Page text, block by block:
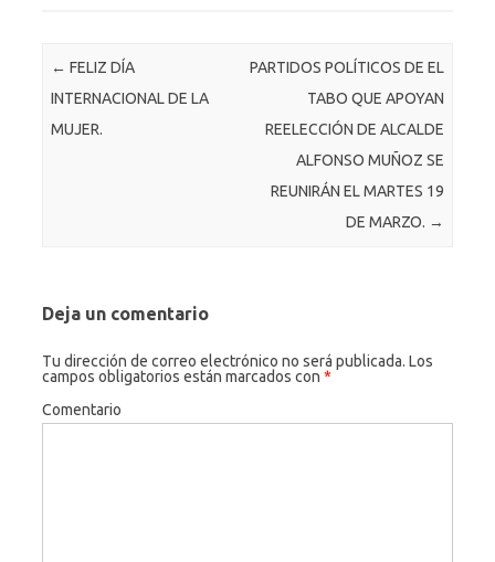
o
k
er
c
o
Navegación de entradas
← FELIZ DÍA
INTERNACIONAL DE LA
MUJER.
PARTIDOS POLÍTICOS DE EL
TABO QUE APOYAN
REELECCIÓN DE ALCALDE
ALFONSO MUÑOZ SE
REUNIRÁN EL MARTES 19
DE MARZO. →
Deja un comentario
Tu dirección de correo electrónico no será publicada. Los
campos obligatorios están marcados con *
Comentario